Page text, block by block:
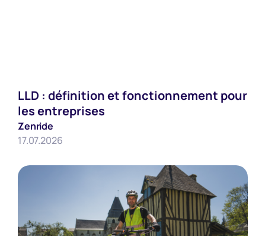
Employeurs
LLD : définition et fonctionnement pour
les entreprises
Zenride
17.07.2026